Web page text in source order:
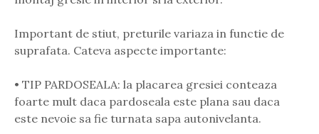
Important de stiut, preturile variaza in functie de
suprafata. Cateva aspecte importante:
• TIP PARDOSEALA: la placarea gresiei conteaza
foarte mult daca pardoseala este plana sau daca
este nevoie sa fie turnata sapa autonivelanta.